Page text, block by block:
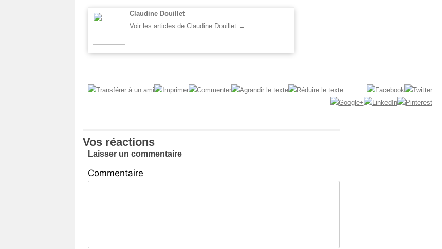
Claudine Douillet
Voir les articles de Claudine Douillet →
Vos réactions
Laisser un commentaire
Commentaire